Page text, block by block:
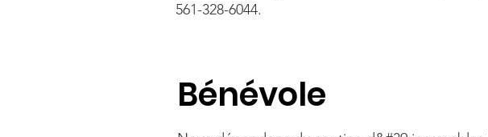
561-328-6044.
Bénévole